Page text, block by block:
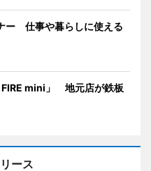
ー 仕事や暮らしに使える
FIRE mini」 地元店が鉄板
ース